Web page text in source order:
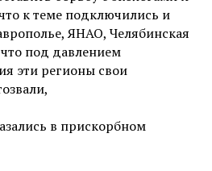
к теме подключились и
ЯНАО, Челябинская
под давлением
эти регионы свои
в прискорбном